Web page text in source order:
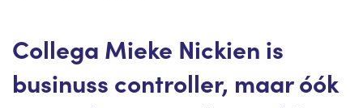
Collega Mieke Nickien is
businuss controller, maar óók